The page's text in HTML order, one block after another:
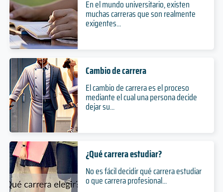
En el mundo universitario, existen
muchas carreras que son realmente
exigentes...
Cambio de carrera
El cambio de carrera es el proceso
mediante el cual una persona decide
dejar su...
¿Qué carrera estudiar?
No es fácil decidir qué carrera estudiar
o que carrera profesional...